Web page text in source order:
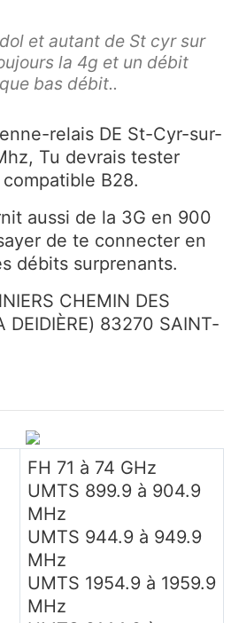
et autant de St cyr sur
la 4g et un débit
bas débit..
relais DE St-Cyr-sur-
Tu devrais tester
B28.
aussi de la 3G en 900
de te connecter en
débits surprenants.
CHEMIN DES
DEIDIÈRE) 83270 SAINT-
FH 71 à 74 GHz
UMTS 899.9 à 904.9
MHz
UMTS 944.9 à 949.9
MHz
UMTS 1954.9 à 1959.9
MHz